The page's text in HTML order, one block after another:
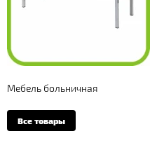
Мебель больничная
Все товары